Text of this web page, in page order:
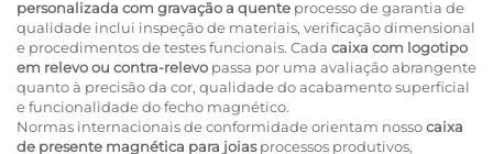
personalizada com gravação a quente processo de garantia de
qualidade inclui inspeção de materiais, verificação dimensional
e procedimentos de testes funcionais. Cada caixa com logotipo
em relevo ou contra-relevo passa por uma avaliação abrangente
quanto à precisão da cor, qualidade do acabamento superficial
e funcionalidade do fecho magnético.
Normas internacionais de conformidade orientam nossocaixa
de presente magnética para joiasprocessos produtivos,